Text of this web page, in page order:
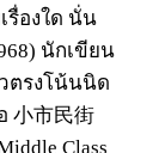
รื่องใด นั่น
นักเขียน
ตรงโน้นนิด
小市民街
Class